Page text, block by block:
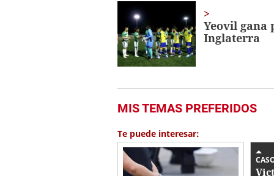
Yeovil gana
Inglaterra
MIS TEMAS PREFERIDOS
Te puede interesar: